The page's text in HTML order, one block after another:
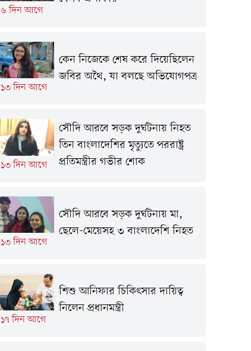
৬ দিন আগে
১৩ দিন আগে
কেন নিজেকে শেষ করে দিয়েছিলেন
জবির অথৈ, যা বলছে অভিযোগপত্র
১৩ দিন আগে
সৌদি আরবে সড়ক দুর্ঘটনায় নিহত
তিন বাংলাদেশির মৃত্যুতে পররাষ্ট্র
প্রতিমন্ত্রীর গভীর শোক
১৩ দিন আগে
সৌদি আরবে সড়ক দুর্ঘটনায় মা,
ছেলে-মেয়েসহ ৩ বাংলাদেশি নিহত
১৭ দিন আগে
শিশু আনিফার চিকিৎসার দায়িত্ব
নিলেন প্রধানমন্ত্রী